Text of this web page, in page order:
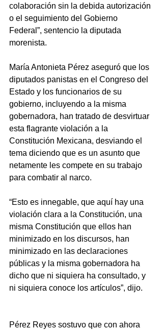
colaboración sin la debida autorización
o el seguimiento del Gobierno
Federal”, sentencio la diputada
morenista.
María Antonieta Pérez aseguró que los
diputados panistas en el Congreso del
Estado y los funcionarios de su
gobierno, incluyendo a la misma
gobernadora, han tratado de desvirtuar
esta flagrante violación a la
Constitución Mexicana, desviando el
tema diciendo que es un asunto que
netamente les compete en su trabajo
para combatir al narco.
“Esto es innegable, que aquí hay una
violación clara a la Constitución, una
misma Constitución que ellos han
minimizado en los discursos, han
minimizado en las declaraciones
públicas y la misma gobernadora ha
dicho que ni siquiera ha consultado, y
ni siquiera conoce los artículos”, dijo.
Pérez Reyes sostuvo que con ahora